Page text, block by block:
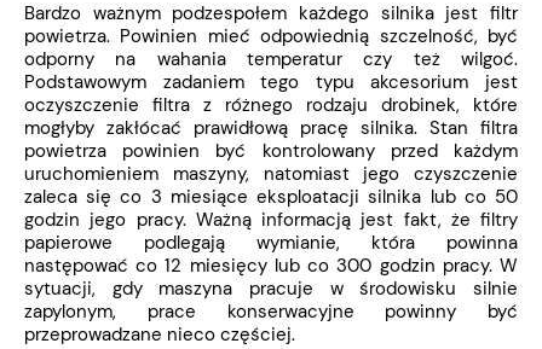
Bardzo ważnym podzespołem każdego silnika jest filtr
powietrza. Powinien mieć odpowiednią szczelność, być
odporny na wahania temperatur czy też wilgoć.
Podstawowym zadaniem tego typu akcesorium jest
oczyszczenie filtra z różnego rodzaju drobinek, które
mogłyby zakłócać prawidłową pracę silnika. Stan filtra
powietrza powinien być kontrolowany przed każdym
uruchomieniem maszyny, natomiast jego czyszczenie
zaleca się co 3 miesiące eksploatacji silnika lub co 50
godzin jego pracy. Ważną informacją jest fakt, że filtry
papierowe podlegają wymianie, która powinna
następować co 12 miesięcy lub co 300 godzin pracy. W
sytuacji, gdy maszyna pracuje w środowisku silnie
zapylonym, prace konserwacyjne powinny być
przeprowadzane nieco częściej.